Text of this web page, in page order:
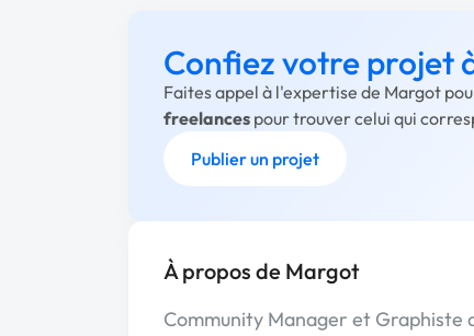
Confiez votre projet
Faites appel à l'expertise de Margot
freelances pour trouver celui qui
Publier un projet
À propos de Margot
Community Manager et Graphiste